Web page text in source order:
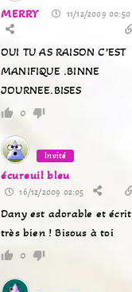
MERRY 11/12/2009 00:50
OUI TU AS RAISON C’EST
MANIFIQUE .BINNE
JOURNEE.BISES
0
Invité
écureuil bleu
16/12/2009 02:05
Dany est adorable et écrit
très bien ! Bisous à toi
0